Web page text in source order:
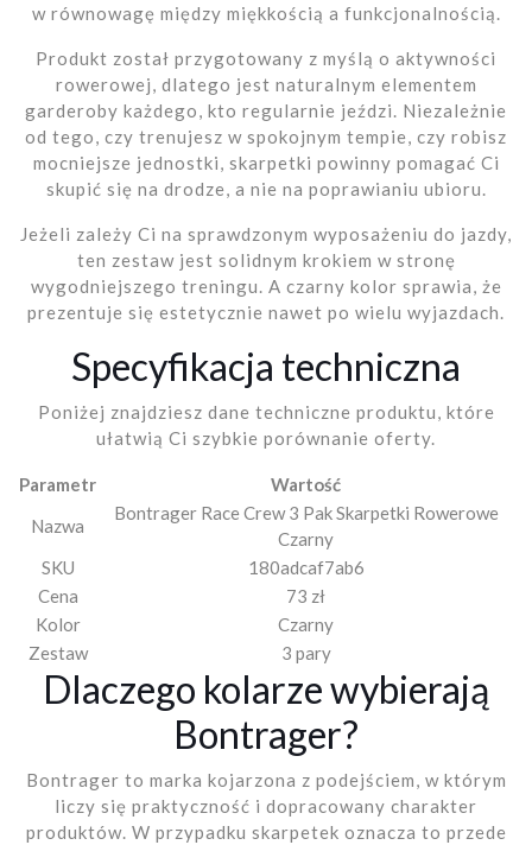
w równowagę między miękkością a funkcjonalnością.
Produkt został przygotowany z myślą o aktywności
rowerowej, dlatego jest naturalnym elementem
garderoby każdego, kto regularnie jeździ. Niezależnie
od tego, czy trenujesz w spokojnym tempie, czy robisz
mocniejsze jednostki, skarpetki powinny pomagać Ci
skupić się na drodze, a nie na poprawianiu ubioru.
Jeżeli zależy Ci na sprawdzonym wyposażeniu do jazdy,
ten zestaw jest solidnym krokiem w stronę
wygodniejszego treningu. A czarny kolor sprawia, że
prezentuje się estetycznie nawet po wielu wyjazdach.
Specyfikacja techniczna
Poniżej znajdziesz dane techniczne produktu, które
ułatwią Ci szybkie porównanie oferty.
Parametr
Wartość
Nazwa
Bontrager Race Crew 3 Pak Skarpetki Rowerowe
Czarny
SKU
180adcaf7ab6
Cena
73 zł
Kolor
Czarny
Zestaw
3 pary
Dlaczego kolarze wybierają
Bontrager?
Bontrager to marka kojarzona z podejściem, w którym
liczy się praktyczność i dopracowany charakter
produktów. W przypadku skarpetek oznacza to przede